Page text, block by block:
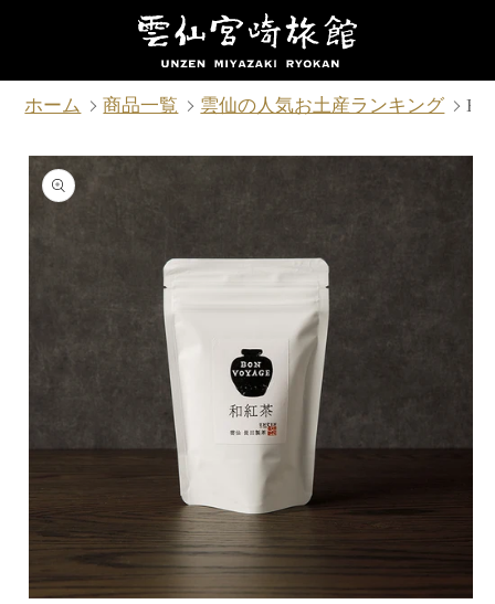
ホーム 商品一覧 雲仙の人気お土産ランキング
商品情
報にス
キップ